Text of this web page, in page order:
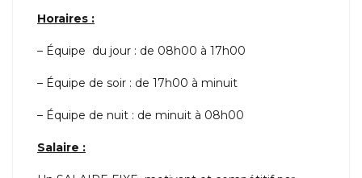
Horaires :
– Équipe du jour : de 08h00 à 17h00
– Équipe de soir : de 17h00 à minuit
– Équipe de nuit : de minuit à 08h00
Salaire :